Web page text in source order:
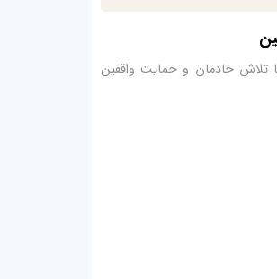
با تلاش خادمان و حمایت واقفین